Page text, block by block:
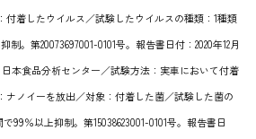
付着したウイルス／試験したウイルスの種類：1種類
制。第20073697001-0101号。報告書日付：2020年12月
本食品分析センター／試験方法：実車において付着
ナノイーを放出／対象：付着した菌／試験した菌の
99％以上抑制。第15038623001-0101号。報告書日